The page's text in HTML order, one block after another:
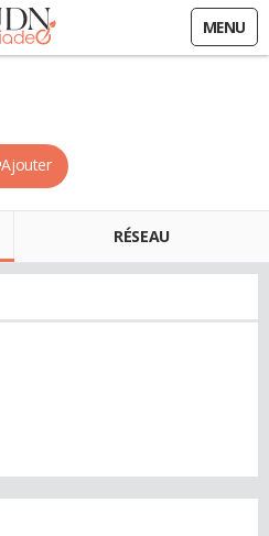
MENU
Ajouter
RÉSEAU